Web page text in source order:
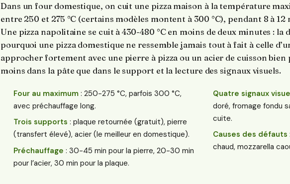
Dans un four domestique, on cuit une pizza maison à la température
entre 250 et 275 °C (certains modèles montent à 300 °C), pendant 8 à
Une pizza napolitaine se cuit à 430-480 °C en moins de deux minutes : la
pourquoi une pizza domestique ne ressemble jamais tout à fait à celle
approcher fortement avec une pierre à pizza ou un acier de cuisson bien
moins dans la pâte que dans le support et la lecture des signaux visuels.
Four au maximum: 250-275 °C, parfois 300 °C,
avec préchauffage long.
Trois supports : plaque retournée (gratuit), pierre
(transfert élevé), acier (le meilleur en domestique).
Préchauffage : 30-45 min pour la pierre, 20-30 min
pour l’acier, 30 min pour la plaque.
Quatre signaux
doré, fromage fondu
cuite.
Causes des défauts
chaud, mozzarella